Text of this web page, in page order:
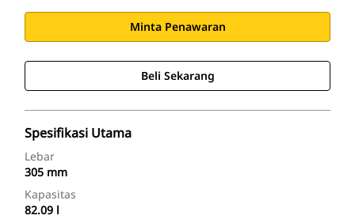
Minta Penawaran
Beli Sekarang
Spesifikasi Utama
Lebar
305 mm
Kapasitas
82.09 l